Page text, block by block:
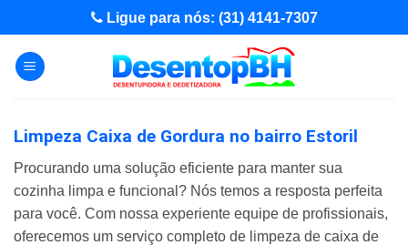
to
content
Ligue para nós: (31) 4141-7307
Limpeza Caixa de Gordura no bairro Estoril
Procurando uma solução eficiente para manter sua
cozinha limpa e funcional? Nós temos a resposta perfeita
para você. Com nossa experiente equipe de profissionais,
oferecemos um serviço completo de limpeza de caixa de